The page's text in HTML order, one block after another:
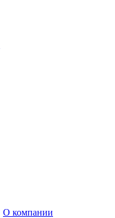
О компании